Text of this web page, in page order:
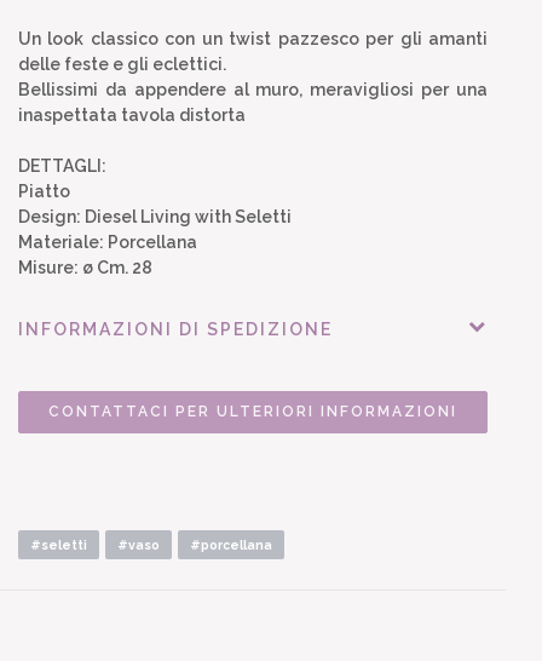
Un look classico con un twist pazzesco per gli amanti
delle feste e gli eclettici.
Bellissimi da appendere al muro, meravigliosi per una
inaspettata tavola distorta
DETTAGLI:
Piatto
Design: Diesel Living with Seletti
Materiale: Porcellana
Misure: ø Cm. 28
INFORMAZIONI DI SPEDIZIONE
CONTATTACI PER ULTERIORI INFORMAZIONI
#seletti #vaso #porcellana